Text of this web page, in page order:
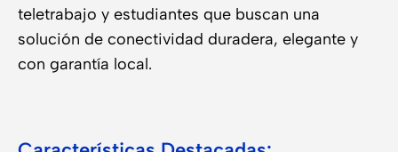
teletrabajo y estudiantes que buscan una
solución de conectividad duradera, elegante y
con garantía local.